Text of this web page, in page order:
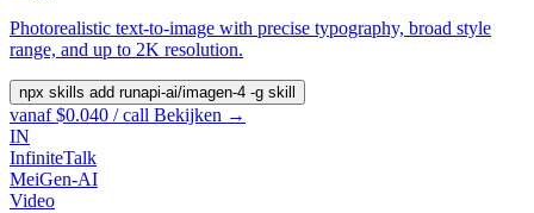
Photorealistic text-to-image with precise typography, broad style
range, and up to 2K resolution.
npx skills add runapi-ai/imagen-4 -g skill
vanaf $0.040 / call Bekijken →
IN
InfiniteTalk
MeiGen-AI
Video